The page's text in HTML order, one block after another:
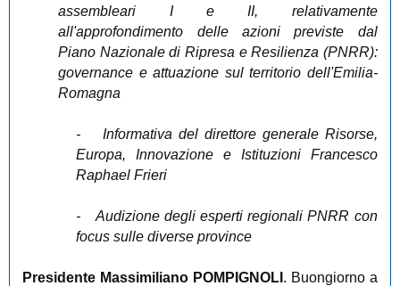
assembleari I e II, relativamente
all'approfondimento delle azioni previste dal
Piano Nazionale di Ripresa e Resilienza (PNRR):
governance e attuazione sul territorio dell'Emilia-
Romagna
-
Informativa del direttore generale Risorse,
Europa, Innovazione e Istituzioni Francesco
Raphael Frieri
-
Audizione degli esperti regionali PNRR con
focus sulle diverse province
Presidente Massimiliano POMPIGNOLI . Buongiorno a